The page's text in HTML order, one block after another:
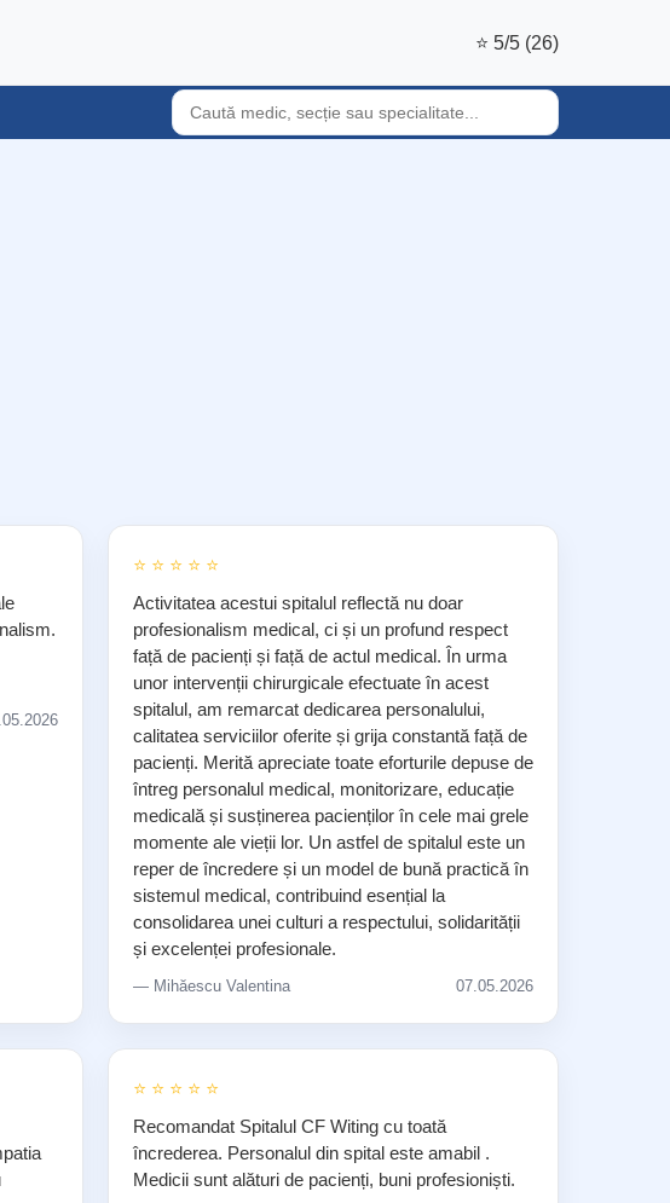
⭐ 5/5 (26)
⭐ ⭐ ⭐ ⭐ ⭐
Activitatea acestui spitalul reflectă nu doar
profesionalism medical, ci și un profund respect
față de pacienți și față de actul medical. În urma
unor intervenții chirurgicale efectuate în acest
spitalul, am remarcat dedicarea personalului,
calitatea serviciilor oferite și grija constantă față de
pacienți. Merită apreciate toate eforturile depuse de
întreg personalul medical, monitorizare, educație
medicală și susținerea pacienților în cele mai grele
momente ale vieții lor. Un astfel de spitalul este un
reper de încredere și un model de bună practică în
sistemul medical, contribuind esențial la
consolidarea unei culturi a respectului, solidarității
și excelenței profesionale.
— Mihăescu Valentina 07.05.2026
⭐ ⭐ ⭐ ⭐ ⭐
Recomandat Spitalul CF Witing cu toată
încrederea. Personalul din spital este amabil .
Medicii sunt alături de pacienți, buni profesioniști.